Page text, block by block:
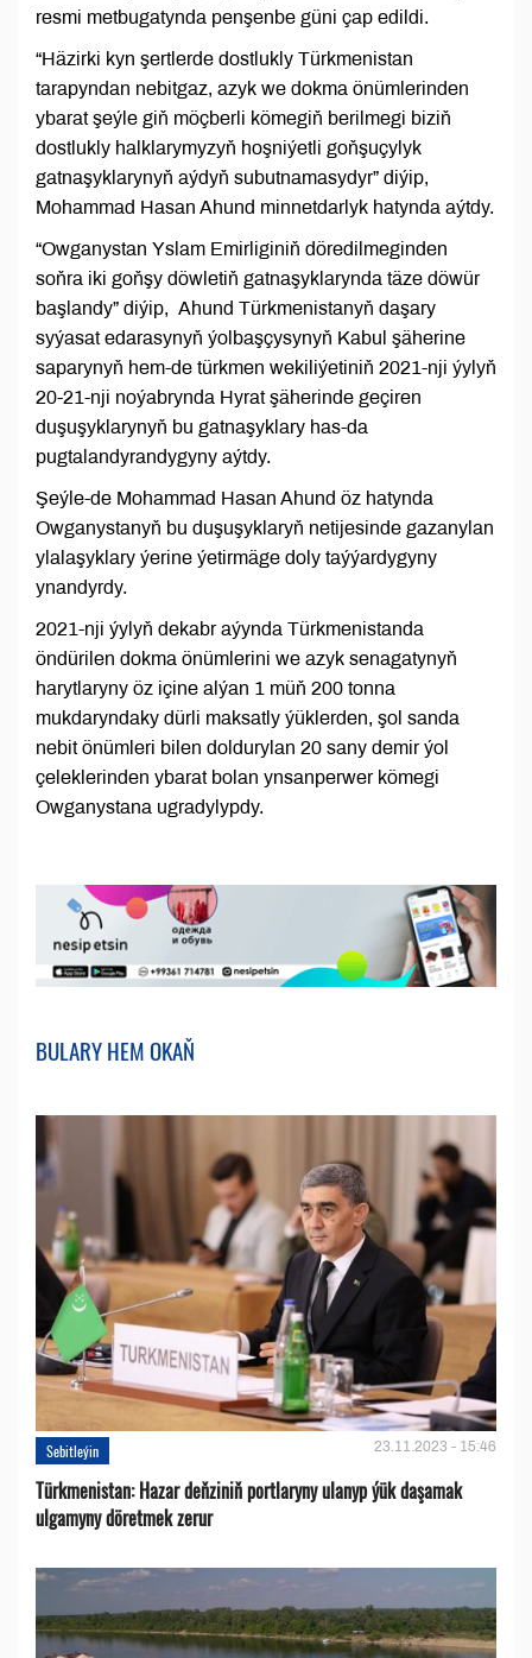
resmi metbugatynda penşenbe güni çap edildi.
“Häzirki kyn şertlerde dostlukly Türkmenistan
tarapyndan nebitgaz, azyk we dokma önümlerinden
ybarat şeýle giň möçberli kömegiň berilmegi biziň
dostlukly halklarymyzyň hoşniýetli goňşuçylyk
gatnaşyklarynyň aýdyň subutnamasydyr” diýip,
Mohammad Hasan Ahund minnetdarlyk hatynda aýtdy.
“Owganystan Yslam Emirliginiň döredilmeginden
soňra iki goňşy döwletiň gatnaşyklarynda täze döwür
başlandy” diýip, Ahund Türkmenistanyň daşary
syýasat edarasynyň ýolbaşçysynyň Kabul şäherine
saparynyň hem-de türkmen wekiliýetiniň 2021-nji ýylyň
20-21-nji noýabrynda Hyrat şäherinde geçiren
duşuşyklarynyň bu gatnaşyklary has-da
pugtalandyrandygyny aýtdy.
Şeýle-de Mohammad Hasan Ahund öz hatynda
Owganystanyň bu duşuşyklaryň netijesinde gazanylan
ylalaşyklary ýerine ýetirmäge doly taýýardygyny
ynandyrdy.
2021-nji ýylyň dekabr aýynda Türkmenistanda
öndürilen dokma önümlerini we azyk senagatynyň
harytlaryny öz içine alýan 1 müň 200 tonna
mukdaryndaky dürli maksatly ýüklerden, şol sanda
nebit önümleri bilen doldurylan 20 sany demir ýol
çeleklerinden ybarat bolan ynsanperwer kömegi
Owganystana ugradylypdy.
BULARY HEM OKAŇ
Sebitleýin 23.11.2023 - 15:46
Türkmenistan: Hazar deňziniň portlaryny ulanyp ýük daşamak
ulgamyny döretmek zerur